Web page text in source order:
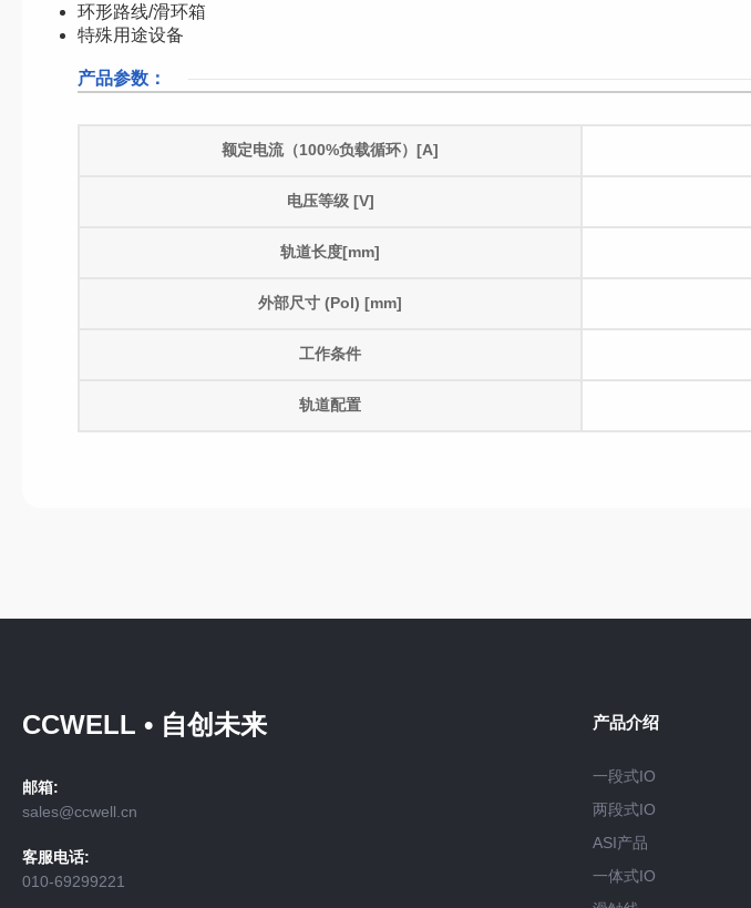
环形路线/滑环箱
特殊用途设备
产品参数：
额定电流（100%负载循环）[A]
电压等级 [V]
轨道长度[mm]
外部尺寸 (Pol) [mm]
工作条件
轨道配置
CCWELL • 自创未来
邮箱:
sales@ccwell.cn
客服电话:
010-69299221
产品介绍
一段式IO
两段式IO
ASI产品
一体式IO